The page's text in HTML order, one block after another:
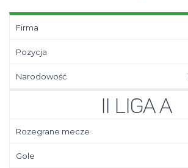
Firma
Pozycja
Narodowość
II Liga A
Rozegrane mecze
Gole